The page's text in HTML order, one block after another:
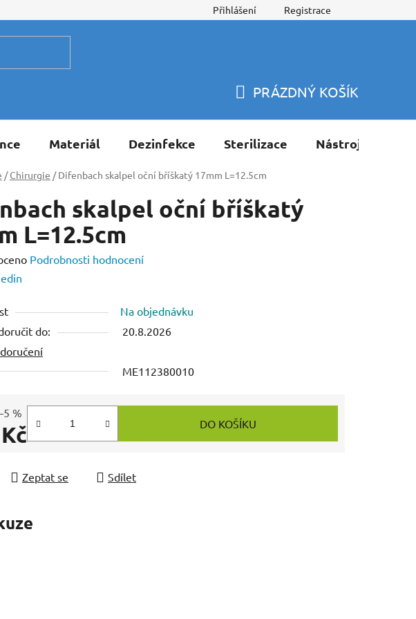
Přihlášení Registrace
KOŠÍK
PRÁZDNÝ KOŠÍK
Materiál Dezinfekce Sterilizace Nástroje
/ Chirurgie / Difenbach skalpel oční bříškatý 17mm L=12.5cm
skalpel oční bříškatý
L=12.5cm
Podrobnosti hodnocení
Na objednávku
do:
20.8.2026
ME112380010
%
DO KOŠÍKU
Zeptat se Sdílet